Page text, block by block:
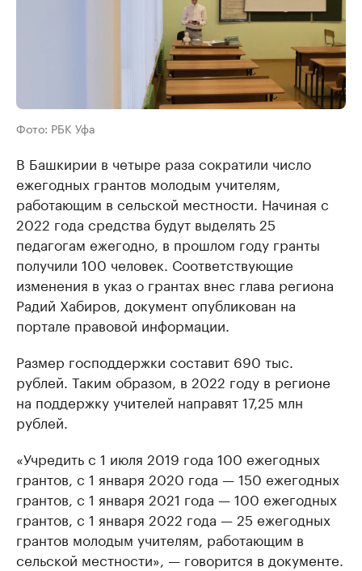
Фото: РБК Уфа
В Башкирии в четыре раза сократили число
ежегодных грантов молодым учителям,
работающим в сельской местности. Начиная с
2022 года средства будут выделять 25
педагогам ежегодно, в прошлом году гранты
получили 100 человек. Соответствующие
изменения в указ о грантах внес глава региона
Радий Хабиров, документ опубликован на
портале правовой информации.
Размер господдержки составит 690 тыс.
рублей. Таким образом, в 2022 году в регионе
на поддержку учителей направят 17,25 млн
рублей.
«Учредить с 1 июля 2019 года 100 ежегодных
грантов, с 1 января 2020 года — 150 ежегодных
грантов, с 1 января 2021 года — 100 ежегодных
грантов, с 1 января 2022 года — 25 ежегодных
грантов молодым учителям, работающим в
сельской местности», — говорится в документе.